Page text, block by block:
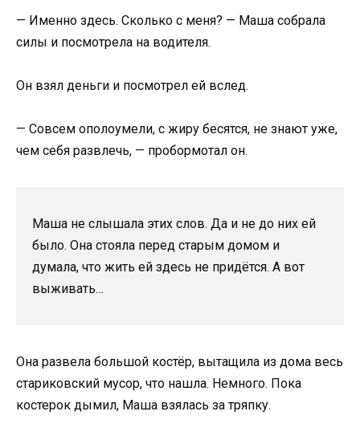
— Именно здесь. Сколько с меня? — Маша собрала
силы и посмотрела на водителя.
Он взял деньги и посмотрел ей вслед.
— Совсем ополоумели, с жиру бесятся, не знают уже,
чем себя развлечь, — пробормотал он.
Маша не слышала этих слов. Да и не до них ей
было. Она стояла перед старым домом и
думала, что жить ей здесь не придётся. А вот
выживать…
Она развела большой костёр, вытащила из дома весь
стариковский мусор, что нашла. Немного. Пока
костерок дымил, Маша взялась за тряпку.